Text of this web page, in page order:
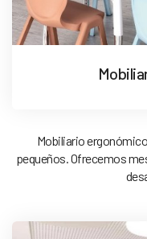
Mobiliario
pequeños. Ofrecemos